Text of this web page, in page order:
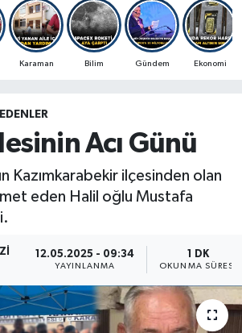
Karaman Bilim Gündem Ekonomi
Acı Günü
Kazımkarabekir ilçesinden olan
eden Halil oğlu Mustafa
12.05.2025 - 09:34
YAYINLANMA
1 DK
OKUNMA SÜRESI